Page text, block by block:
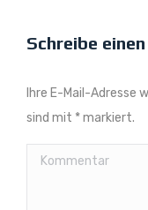
Schreibe
Ihre E-Mail-
sind mit *markiert.
Kommentar